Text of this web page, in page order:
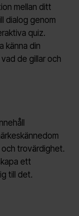
mellan ditt
dialog genom
quiz.
känna din
de gillar och
trovärdighet.
ett
till det.